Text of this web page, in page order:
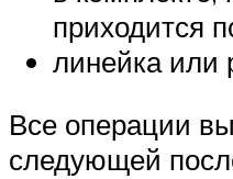
приходится
линейка или
Все операции
следующей